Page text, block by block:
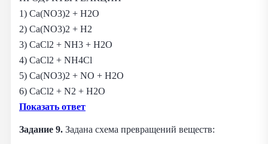
1) Ca(NO3)2 + H2O
2) Ca(NO3)2 + H2
3) CaCl2 + NH3 + H2O
4) CaCl2 + NH4Cl
5) Ca(NO3)2 + NO + H2O
6) CaCl2 + N2 + H2O
Показать ответ
Задание 9. Задана схема превращений веществ: